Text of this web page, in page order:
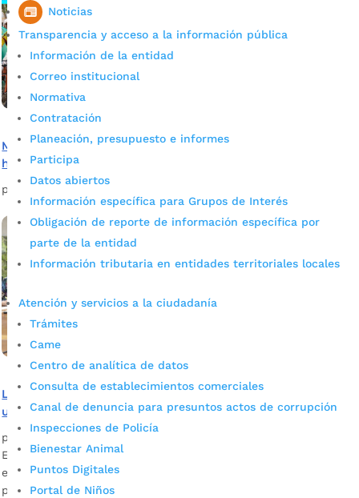
Noticias
Transparencia y acceso a la información pública
Información de la entidad
Correo institucional
Normativa
Contratación
Planeación, presupuesto e informes
Participa
Datos abiertos
Información específica para Grupos de Interés
Obligación de reporte de información específica por
parte de la entidad
Información tributaria en entidades territoriales locales
Atención y servicios a la ciudadanía
Trámites
Came
Centro de analítica de datos
Consulta de establecimientos comerciales
Canal de denuncia para presuntos actos de corrupción
Inspecciones de Policía
Bienestar Animal
Puntos Digitales
Portal de Niños
Metrobici incluyente en proceso de rehabilitación de
habitantes de calle
por Alcaldía de Bucaramanga
La corresponsabilidad con la provincia de Soto Norte será
una realidad
por Alcaldía de Bucaramanga
El alcalde de Bucaramanga, Juan Carlos Cárdenas Rey,
estuvo reunido con los gobernantes y delegados de la
provincia de Soto Norte y la gerente del Acueducto